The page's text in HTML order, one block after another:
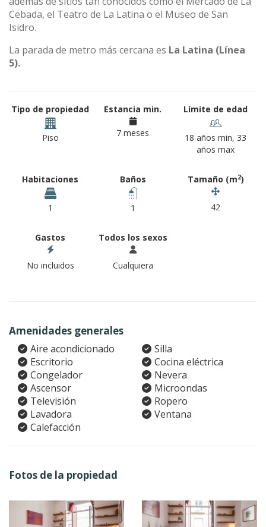
Cebada, el Teatro de La Latina o el Museo de San
Isidro.
La parada de metro más cercana es La Latina (Línea
5).
Tipo de propiedad
Piso
Estancia min.
7 meses
Límite de edad
18 años min, 33
años max
Habitaciones
1
Baños
1
Tamaño (m2)
42
Gastos
No incluidos
Todos los sexos
Cualquiera
Amenidades generales
Aire acondicionado
Silla
Escritorio
Cocina eléctrica
Congelador
Nevera
Ascensor
Microondas
Televisión
Ropero
Lavadora
Ventana
Calefacción
Fotos de la propiedad